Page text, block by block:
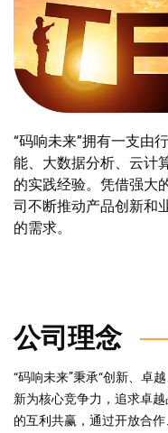
“码响未来”拥有一支由
能、大数据分析、云计
的实践经验。凭借强大
司不断推动产品创新和
的需求。
公司理念
“码响未来”秉承“创新、卓
新为核心竞争力，追求卓
的互利共赢，通过开放合